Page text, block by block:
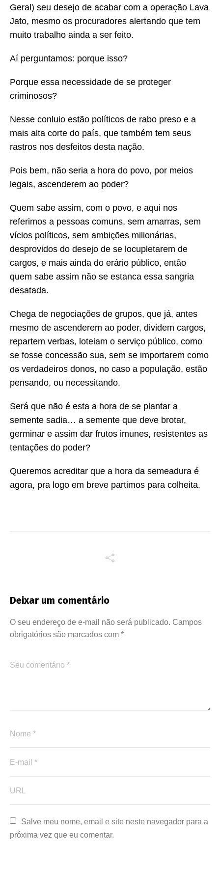
Geral) seu desejo de acabar com a operação Lava
Jato, mesmo os procuradores alertando que tem
muito trabalho ainda a ser feito.
Aí perguntamos: porque isso?
Porque essa necessidade de se proteger
criminosos?
Nesse conluio estão políticos de rabo preso e a
mais alta corte do país, que também tem seus
rastros nos desfeitos desta nação.
Pois bem, não seria a hora do povo, por meios
legais, ascenderem ao poder?
Quem sabe assim, com o povo, e aqui nos
referimos a pessoas comuns, sem amarras, sem
vícios políticos, sem ambições milionárias,
desprovidos do desejo de se locupletarem de
cargos, e mais ainda do erário público, então
quem sabe assim não se estanca essa sangria
desatada.
Chega de negociações de grupos, que já, antes
mesmo de ascenderem ao poder, dividem cargos,
repartem verbas, loteiam o serviço público, como
se fosse concessão sua, sem se importarem como
os verdadeiros donos, no caso a população, estão
pensando, ou necessitando.
Será que não é esta a hora de se plantar a
semente sadia… a semente que deve brotar,
germinar e assim dar frutos imunes, resistentes as
tentações do poder?
Queremos acreditar que a hora da semeadura é
agora, pra logo em breve partimos para colheita.
Deixar um comentário
O seu endereço de e-mail não será publicado. Campos
obrigatórios são marcados com *
Salve meu nome, email e site neste navegador para a
próxima vez que eu comentar.